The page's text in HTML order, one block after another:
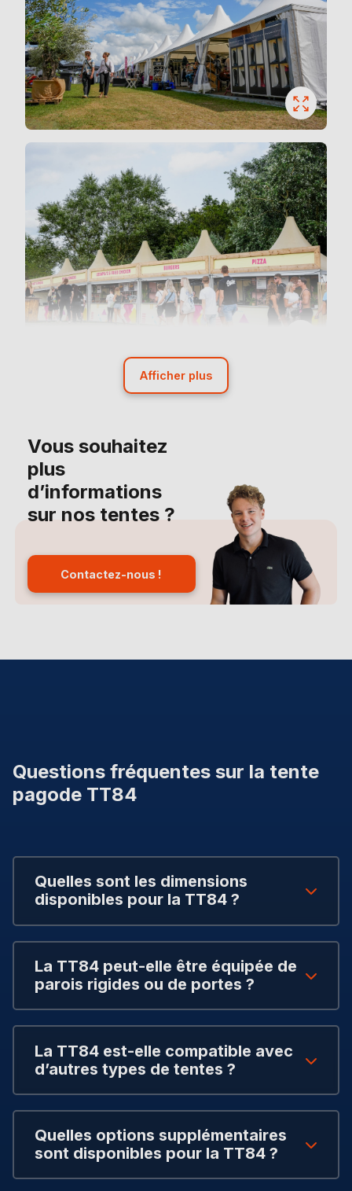
Afficher plus
Vous souhaitez
plus
d’informations
sur nos tentes ?
Contactez-nous !
Questions fréquentes sur la tente
pagode TT84
Quelles sont les dimensions
disponibles pour la TT84 ?
La TT84 peut-elle être équipée de
parois rigides ou de portes ?
La TT84 est-elle compatible avec
d’autres types de tentes ?
Quelles options supplémentaires
sont disponibles pour la TT84 ?